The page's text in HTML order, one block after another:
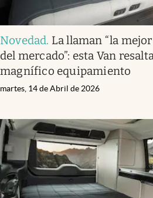
Novedad. La llaman “la
del mercado”: esta Van
magnífico equipamiento
martes, 14 de Abril de 2026